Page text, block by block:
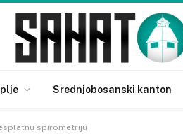
Srednjobosanski kanton
spirometriju